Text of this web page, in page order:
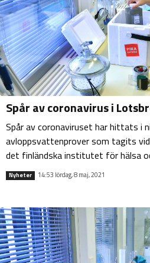
Spår av coronavirus i
Spår av coronaviruset har hittats i
avloppsvattenprover som tagits
det finländska institutet för hälsa
Nyheter 14:53 lördag, 8 maj, 2021